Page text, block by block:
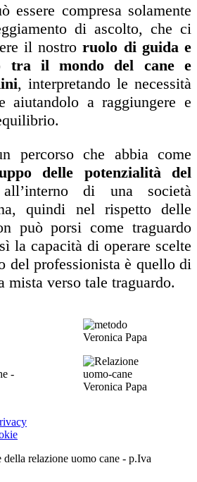
essere compresa solamente
di ascolto, che ci
il nostroruolo di guida e
tra il mondo del cane e
, interpretando le necessità
aiutandolo a raggiungere e
percorso che abbia come
delle potenzialità del
di una società
quindi nel rispetto delle
può porsi come traguardo
la capacità di operare scelte
del professionista è quello di
mista verso tale traguardo.
della relazione uomo cane - p.Iva